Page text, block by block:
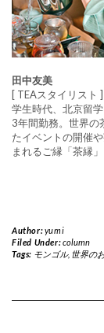
田中友美
[ TEAスタイリスト ]
学生時代、北京留
3年間勤務。世界の
たイベントの開催
まれるご縁「茶縁
Author:yumi
Filed Under:column
Tags: モンゴル, 世界の